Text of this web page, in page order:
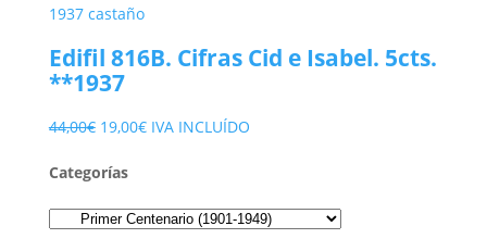
original
4,75€.
actual
2,00€.
Edifil 816B. Cifras Cid e Isabel. 5cts.
**1937
44,00€ El
original
44,00€.
19,00€El
19,00€.
IVA INCLUÍDO
Categorías